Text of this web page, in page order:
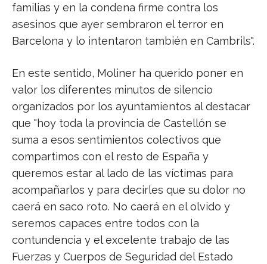
familias y en la condena firme contra los
asesinos que ayer sembraron el terror en
Barcelona y lo intentaron también en Cambrils".
En este sentido, Moliner ha querido poner en
valor los diferentes minutos de silencio
organizados por los ayuntamientos al destacar
que "hoy toda la provincia de Castellón se
suma a esos sentimientos colectivos que
compartimos con el resto de España y
queremos estar al lado de las víctimas para
acompañarlos y para decirles que su dolor no
caerá en saco roto. No caerá en el olvido y
seremos capaces entre todos con la
contundencia y el excelente trabajo de las
Fuerzas y Cuerpos de Seguridad del Estado